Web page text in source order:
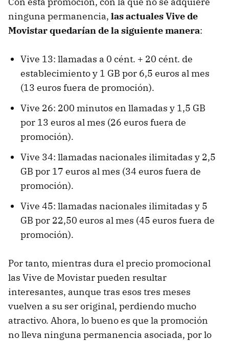
ninguna permanencia, las actuales Vive de
Movistar quedarían de la siguiente manera:
Vive 13: llamadas a 0 cént. + 20 cént. de
establecimiento y 1 GB por 6,5 euros al mes
(13 euros fuera de promoción).
Vive 26: 200 minutos en llamadas y 1,5 GB
por 13 euros al mes (26 euros fuera de
promoción).
Vive 34: llamadas nacionales ilimitadas y 2,5
GB por 17 euros al mes (34 euros fuera de
promoción).
Vive 45: llamadas nacionales ilimitadas y 5
GB por 22,50 euros al mes (45 euros fuera de
promoción).
Por tanto, mientras dura el precio promocional
las Vive de Movistar pueden resultar
interesantes, aunque tras esos tres meses
vuelven a su ser original, perdiendo mucho
atractivo. Ahora, lo bueno es que la promoción
no lleva ninguna permanencia asociada, por lo